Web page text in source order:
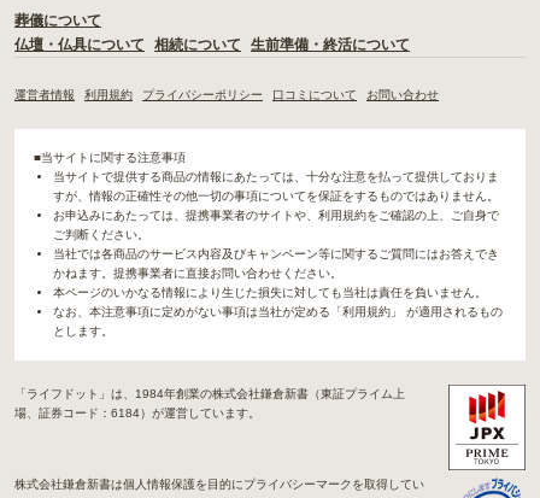
葬儀について
仏壇・仏具について
相続について 生前準備・終活について
運営者情報 利用規約 プライバシーポリシー 口コミについて お問い合わせ
■当サイトに関する注意事項
当サイトで提供する商品の情報にあたっては、十分な注意を払って提供しておりま
すが、情報の正確性その他一切の事項についてを保証をするものではありません。
お申込みにあたっては、提携事業者のサイトや、利用規約をご確認の上、ご自身で
ご判断ください。
当社では各商品のサービス内容及びキャンペーン等に関するご質問にはお答えでき
かねます。提携事業者に直接お問い合わせください。
本ページのいかなる情報により生じた損失に対しても当社は責任を負いません。
なお、本注意事項に定めがない事項は当社が定める「利用規約」 が適用されるもの
とします。
「ライフドット」は、1984年創業の株式会社鎌倉新書（東証プライム上
場、証券コード：6184）が運営しています。
株式会社鎌倉新書は個人情報保護を目的にプライバシーマークを取得してい